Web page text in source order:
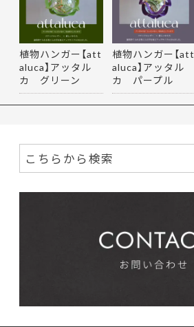
植物ハンガー【att
aluca】アッタル
カ グリーン
植物ハンガー【att
aluca】アッタル
カ パープル